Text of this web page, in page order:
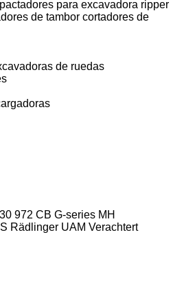
para excavadora ripper
de tambor cortadores de
de ruedas
972 CB G-series MH
Rädlinger UAM Verachtert